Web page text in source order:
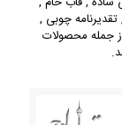
تقدیرنامه چوبی ,
از جمله محصولات